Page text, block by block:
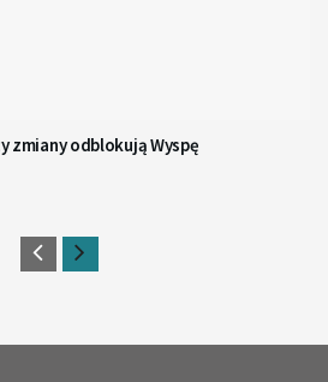
zmiany odblokują Wyspę